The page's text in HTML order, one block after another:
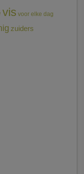
vis voor elke dag
zuiders